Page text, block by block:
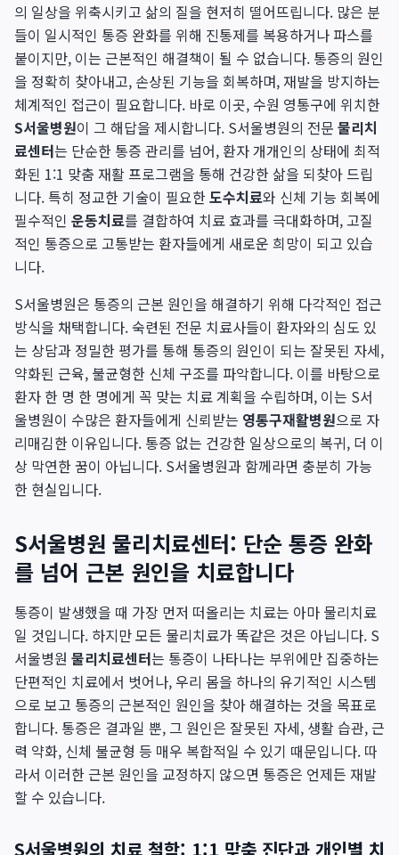
의 일상을 위축시키고 삶의 질을 현저히 떨어뜨립니다. 많은 분
들이 일시적인 통증 완화를 위해 진통제를 복용하거나 파스를
붙이지만, 이는 근본적인 해결책이 될 수 없습니다. 통증의 원인
을 정확히 찾아내고, 손상된 기능을 회복하며, 재발을 방지하는
체계적인 접근이 필요합니다. 바로 이곳, 수원 영통구에 위치한
S서울병원이 그 해답을 제시합니다. S서울병원의 전문 물리치
료센터는 단순한 통증 관리를 넘어, 환자 개개인의 상태에 최적
화된 1:1 맞춤 재활 프로그램을 통해 건강한 삶을 되찾아 드립
니다. 특히 정교한 기술이 필요한도수치료와 신체 기능 회복에
필수적인 운동치료를 결합하여 치료 효과를 극대화하며, 고질
적인 통증으로 고통받는 환자들에게 새로운 희망이 되고 있습
니다.
S서울병원은 통증의 근본 원인을 해결하기 위해 다각적인 접근
방식을 채택합니다. 숙련된 전문 치료사들이 환자와의 심도 있
는 상담과 정밀한 평가를 통해 통증의 원인이 되는 잘못된 자세,
약화된 근육, 불균형한 신체 구조를 파악합니다. 이를 바탕으로
환자 한 명 한 명에게 꼭 맞는 치료 계획을 수립하며, 이는 S서
울병원이 수많은 환자들에게 신뢰받는 영통구재활병원으로 자
리매김한 이유입니다. 통증 없는 건강한 일상으로의 복귀, 더 이
상 막연한 꿈이 아닙니다. S서울병원과 함께라면 충분히 가능
한 현실입니다.
S서울병원 물리치료센터: 단순 통증 완화
를 넘어 근본 원인을 치료합니다
통증이 발생했을 때 가장 먼저 떠올리는 치료는 아마 물리치료
일 것입니다. 하지만 모든 물리치료가 똑같은 것은 아닙니다. S
서울병원 물리치료센터는 통증이 나타나는 부위에만 집중하는
단편적인 치료에서 벗어나, 우리 몸을 하나의 유기적인 시스템
으로 보고 통증의 근본적인 원인을 찾아 해결하는 것을 목표로
합니다. 통증은 결과일 뿐, 그 원인은 잘못된 자세, 생활 습관, 근
력 약화, 신체 불균형 등 매우 복합적일 수 있기 때문입니다. 따
라서 이러한 근본 원인을 교정하지 않으면 통증은 언제든 재발
할 수 있습니다.
S서울병원의 치료 철학: 1:1 맞춤 진단과 개인별 치